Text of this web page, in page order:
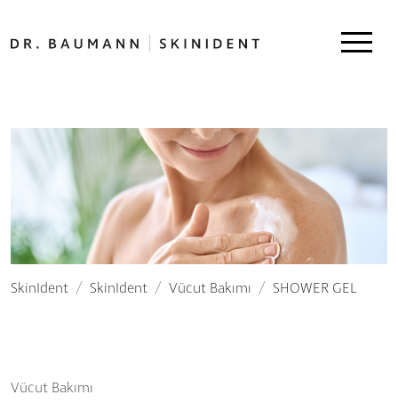
SkinIdent SkinIdent Vücut Bakımı SHOWER GEL
Vücut Bakımı